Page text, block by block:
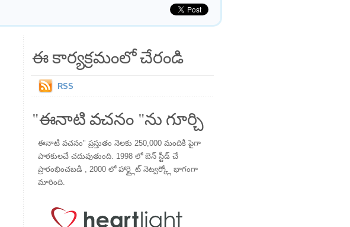
ఈ కార్యక్రమంలో చేరండి
RSS
"ఈనాటి వచనం "ను గూర్చి
ఈనాటి వచనం" ప్రస్తుతం నెలకు 250,000 మందికి పైగా
పాఠకులచే చదువుతుంది. 1998 లో బెన్ స్టీడ్ చే
ప్రారంభించబడి , 2000 లో హార్ట్లైట్ నెట్వర్క్లో భాగంగా
మారింది.